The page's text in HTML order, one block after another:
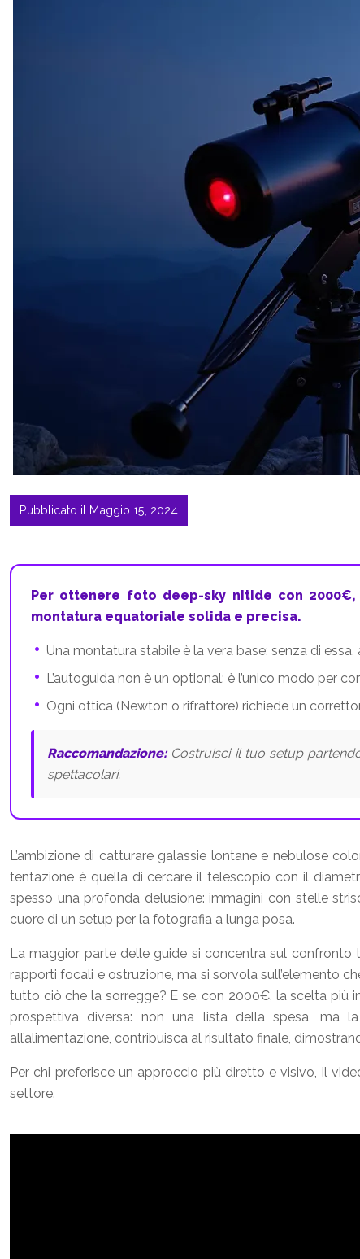
Pubblicato il Maggio 15, 2024
Per ottenere foto deep-sky nitide con
montatura equatoriale solida e precisa.
Una montatura stabile è la vera base: senza di
L’autoguida non è un optional: è l’unico modo per
Ogni ottica (Newton o rifrattore) richiede un
Raccomandazione:Costruisci il tuo setup
spettacolari.
L’ambizione di catturare galassie lontane e nebulose
tentazione è quella di cercare il telescopio con il
spesso una profonda delusione: immagini con stelle
cuore di un setup per la fotografia a lunga posa.
La maggior parte delle guide si concentra sul
rapporti focali e ostruzione, ma si sorvola sull’elemento
tutto ciò che la sorregge? E se, con 2000€, la scelta più
prospettiva diversa: non una lista della spesa, ma
all’alimentazione, contribuisca al risultato finale,
Per chi preferisce un approccio più diretto e visivo, il
settore.